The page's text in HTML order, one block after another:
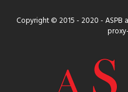
Copyright © 2015 - 2020 - ASPB